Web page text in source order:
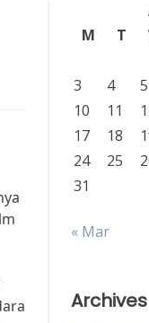
M
T
3
4 5
10
11
17
18
24
25
31
« Mar
Archives